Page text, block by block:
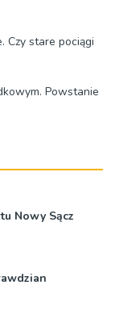
Czy stare pociągi
Powstanie
Nowy Sącz